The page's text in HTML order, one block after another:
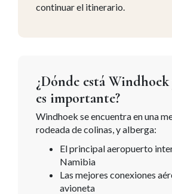
continuar el itinerario.
¿Dónde está
es importante?
Windhoek se encuentra en una
rodeada de colinas, y alberga:
El principal aeropuerto
Namibia
Las mejores conexiones
avioneta